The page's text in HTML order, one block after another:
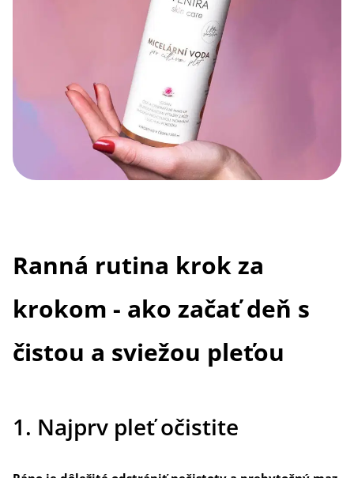
Ranná rutina krok za
krokom - ako začať deň s
čistou a sviežou pleťou
1. Najprv pleť očistite